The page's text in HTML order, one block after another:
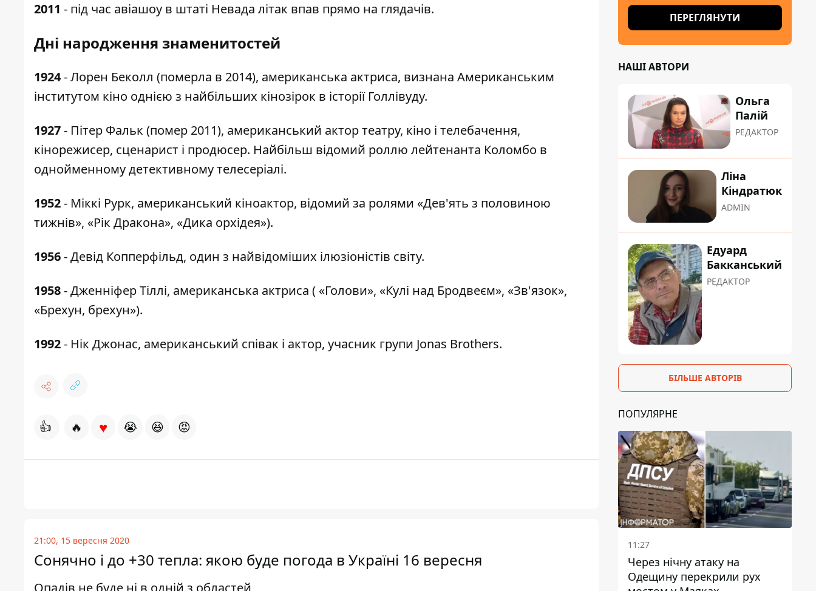
2011 - під час авіашоу в штаті Невада літак впав прямо на глядачів.
Дні народження знаменитостей
1924- Лорен Беколл (померла в 2014), американська актриса, визнана Американським
інститутом кіно однією з найбільших кінозірок в історії Голлівуду.
1927- Пітер Фальк (помер 2011), американський актор театру, кіно і телебачення,
кінорежисер, сценарист і продюсер. Найбільш відомий роллю лейтенанта Коломбо в
однойменному детективному телесеріалі.
1952- Міккі Рурк, американський кіноактор, відомий за ролями «Дев'ять з половиною
тижнів», «Рік Дракона», «Дика орхідея»).
1956- Девід Копперфільд, один з найвідоміших ілюзіоністів світу.
1958- Дженніфер Тіллі, американська актриса ( «Голови», «Кулі над Бродвеєм», «Зв'язок»,
«Брехун, брехун»).
1992- Нік Джонас, американський співак і актор, учасник групи Jonas Brothers.
👍 🔥 ♥ 😭 😆 😡
21:00, 15 вересня 2020
Сонячно і до +30 тепла: якою буде погода в Україні 16 вересня
ПЕРЕГЛЯНУТИ
НАШІ АВТОРИ
Ольга
Палій
РЕДАКТОР
Ліна
Кіндратюк
ADMIN
Едуард
Бакканський
РЕДАКТОР
БІЛЬШЕ АВТОРІВ
ПОПУЛЯРНЕ
11:27
Через нічну атаку на
Одещину перекрили рух